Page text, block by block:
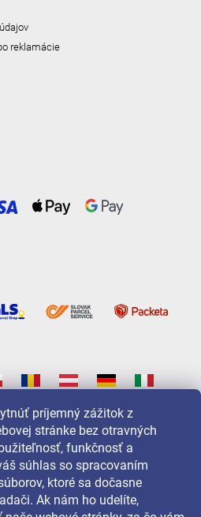
príjemný zážitok z
stránke bez otravných
funkčnosť a
súhlas so spracovaním
ktoré sa dočasne
Ak nám ho udelíte,
reklamácie
sledujte na: